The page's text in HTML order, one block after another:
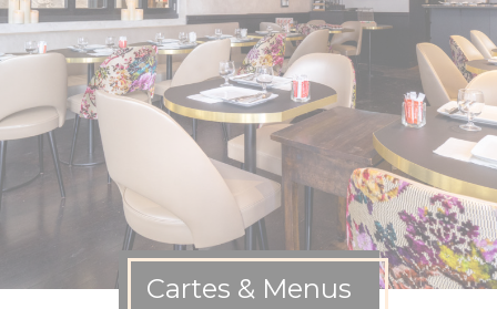
Cartes & Menus